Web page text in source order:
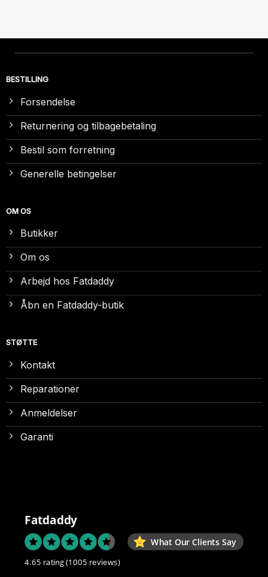
BESTILLING
Forsendelse
Returnering og tilbagebetaling
Bestil som forretning
Generelle betingelser
OM OS
Butikker
Om os
Arbejd hos Fatdaddy
Åbn en Fatdaddy-butik
STØTTE
Kontakt
Reparationer
Anmeldelser
Garanti
Fatdaddy
What Our Clients Say
4.65 rating(1005 reviews)